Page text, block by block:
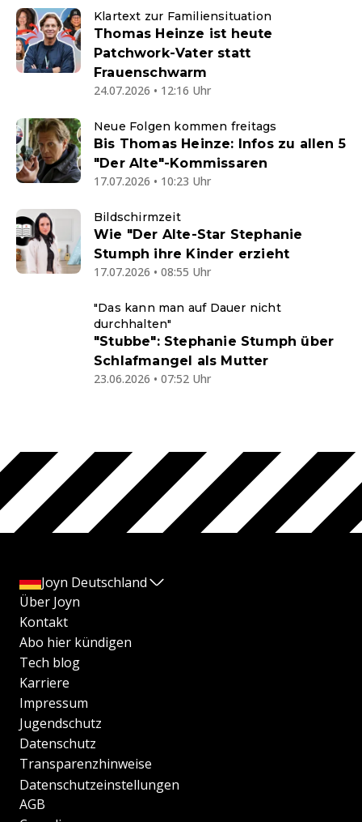
Klartext zur Familiensituation
Thomas Heinze ist heute
Patchwork-Vater statt
Frauenschwarm
24.07.2026 • 12:16 Uhr
Neue Folgen kommen freitags
Bis Thomas Heinze: Infos zu allen 5
"Der Alte"-Kommissaren
17.07.2026 • 10:23 Uhr
Bildschirmzeit
Wie "Der Alte-Star Stephanie
Stumph ihre Kinder erzieht
17.07.2026 • 08:55 Uhr
"Das kann man auf Dauer nicht
durchhalten"
"Stubbe": Stephanie Stumph über
Schlafmangel als Mutter
23.06.2026 • 07:52 Uhr
Joyn Deutschland
Über Joyn
Kontakt
Abo hier kündigen
Tech blog
Karriere
Impressum
Jugendschutz
Datenschutz
Transparenzhinweise
Datenschutzeinstellungen
AGB